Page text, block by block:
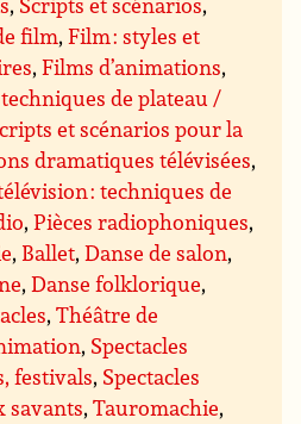
film,Film : styles et
,Films d’animations,
de plateau /
et scénarios pour la
dramatiques télévisées,
: techniques de
,Pièces radiophoniques,
, Ballet,Danse de salon,
,Danse folklorique,
,Théâtre de
, Spectacles
festivals, Spectacles
savants,Tauromachie,